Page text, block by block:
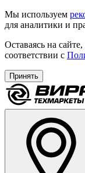
Мы используем
для аналитики и
Оставаясь на
соответствии с
Принять